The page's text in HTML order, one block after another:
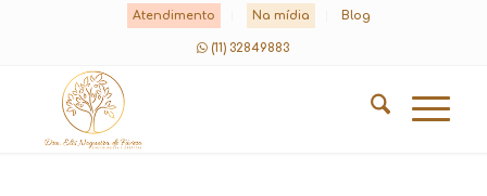
Atendimento Na mídia Blog
(11) 32849883